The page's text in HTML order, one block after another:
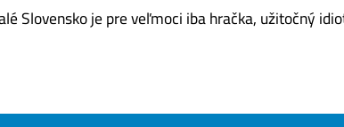
Slovensko je pre veľmoci iba hračka, užitočný